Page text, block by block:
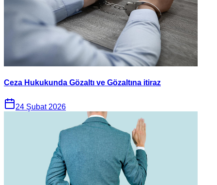
Ceza Hukukunda Gözaltı ve Gözaltına itiraz
24 Şubat 2026